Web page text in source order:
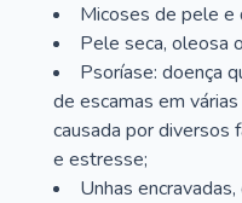
Micoses de pele e
Pele seca, oleosa
Psoríase: doença
de escamas em
causada por diversos
e estresse;
Unhas